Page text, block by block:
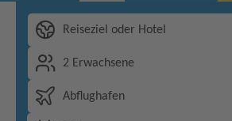
Reiseziel oder Hotel
2 Erwachsene
Abflughafen